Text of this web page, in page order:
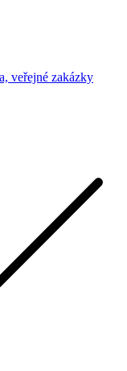
veřejné zakázky